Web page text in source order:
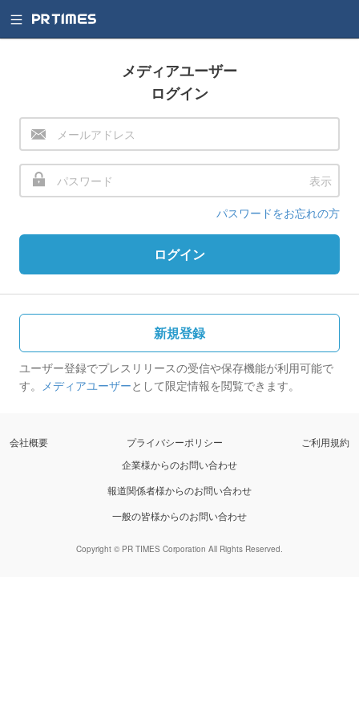
メディアユーザー
ログイン
表示
パスワードをお忘れの方
ログイン
新規登録
ユーザー登録でプレスリリースの受信や保存機能が利用可能で
す。 メディアユーザーとして限定情報を閲覧できます。
会社概要 プライバシーポリシー
ご利用規約
企業様からのお問い合わせ
報道関係者様からのお問い合わせ
一般の皆様からのお問い合わせ
Copyright © PR TIMES Corporation All Rights Reserved.